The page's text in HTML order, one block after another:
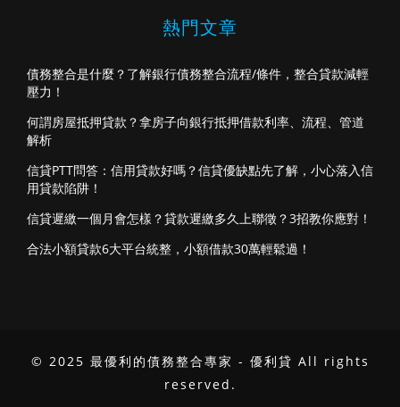
熱門文章
債務整合是什麼？了解銀行債務整合流程/條件，整合貸款減輕
壓力！
何謂房屋抵押貸款？拿房子向銀行抵押借款利率、流程、管道
解析
信貸PTT問答：信用貸款好嗎？信貸優缺點先了解，小心落入信
用貸款陷阱！
信貸遲繳一個月會怎樣？貸款遲繳多久上聯徵？3招教你應對！
合法小額貸款6大平台統整，小額借款30萬輕鬆過！
© 2025 最優利的債務整合專家 - 優利貸 All rights
reserved.